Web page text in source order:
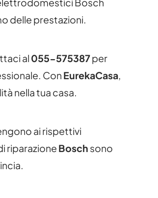
delle prestazioni.
al 055-575387per
Con EurekaCasa,
nella tua casa.
ai rispettivi
riparazione Bosch sono